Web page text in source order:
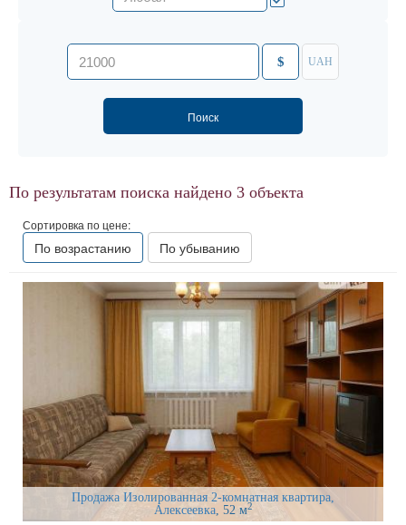
$ UAH
По результатам поиска найдено 3 объекта
Сортировка по цене:
По возрастанию По убыванию
Продажа Изолированная 2-комнатная квартира,
Алексеевка, 52 м2